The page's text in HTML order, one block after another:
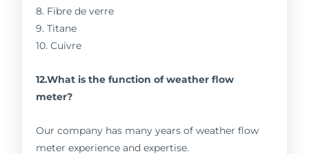
8. Fibre de verre
9. Titane
10. Cuivre
12.What is the function of weather flow
meter?
Our company has many years of weather flow
meter experience and expertise.